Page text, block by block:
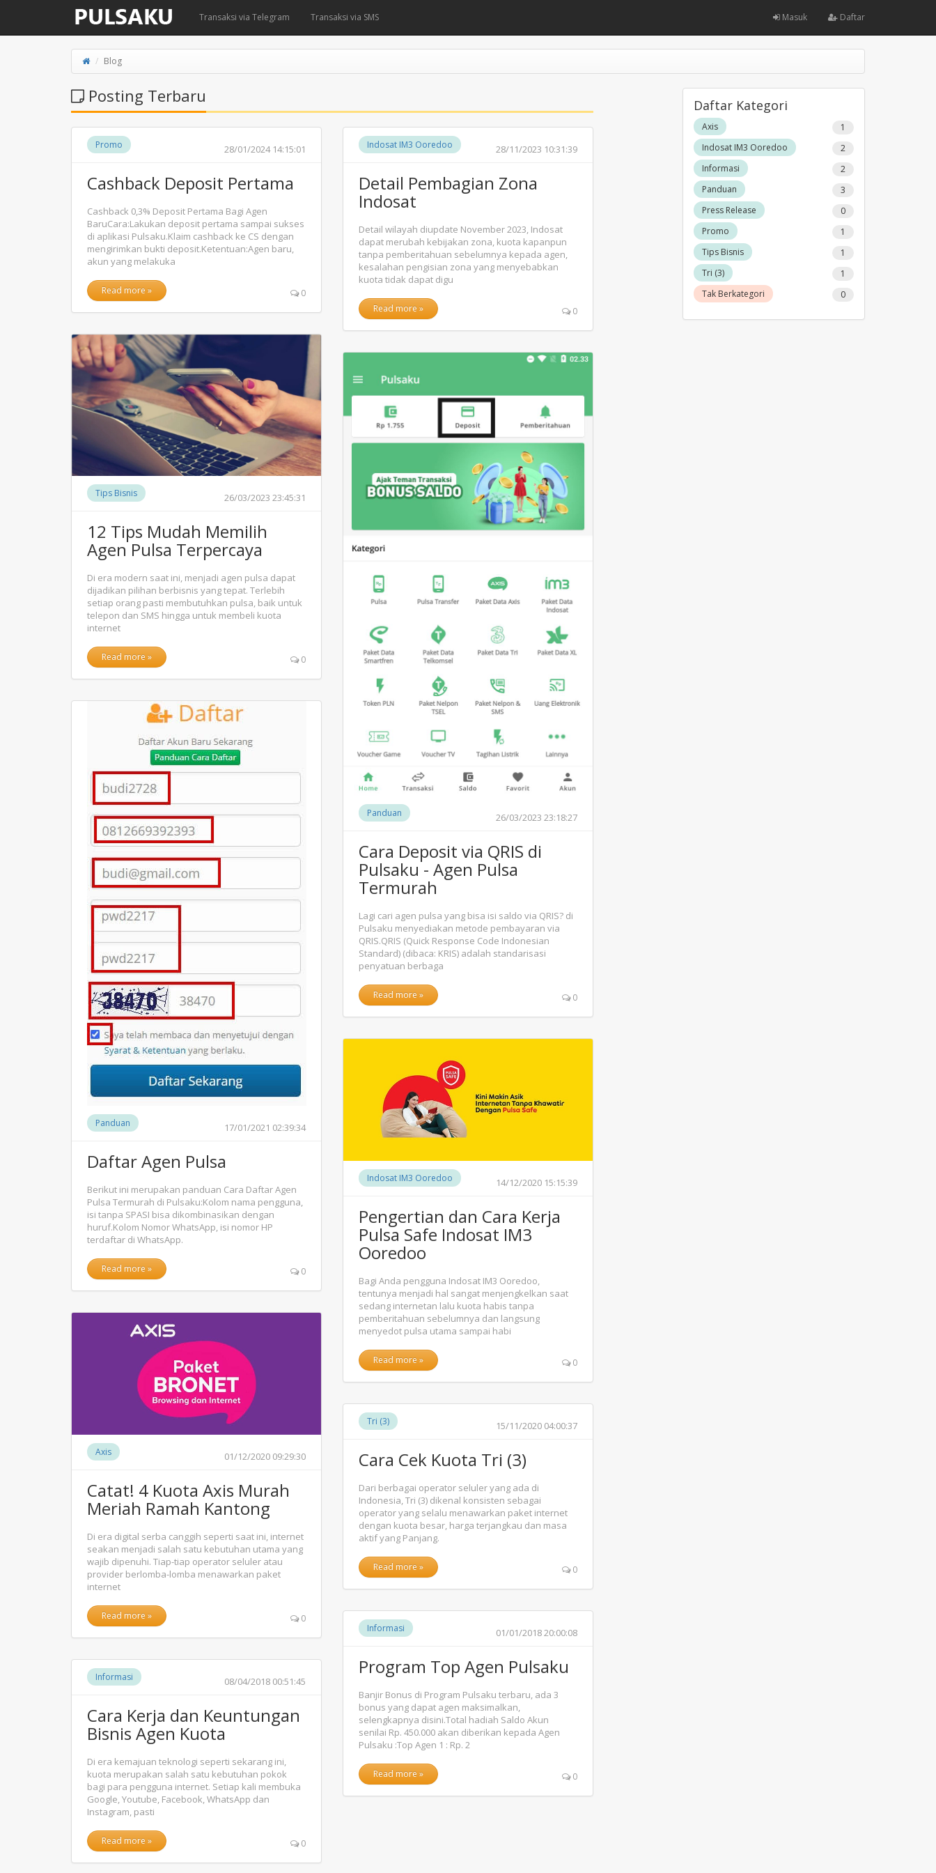
Transaksi via Telegram Transaksi via SMS Masuk Daftar
Blog
Posting Terbaru
Promo 28/01/2024 14:15:01
Cashback Deposit Pertama
Cashback 0,3% Deposit Pertama Bagi Agen
BaruCara:Lakukan deposit pertama sampai sukses
di aplikasi Pulsaku.Klaim cashback ke CS dengan
mengirimkan bukti deposit.Ketentuan:Agen baru,
akun yang melakuka
Read more » 0
Tips Bisnis 26/03/2023 23:45:31
12 Tips Mudah Memilih
Agen Pulsa Terpercaya
Di era modern saat ini, menjadi agen pulsa dapat
dijadikan pilihan berbisnis yang tepat. Terlebih
setiap orang pasti membutuhkan pulsa, baik untuk
telepon dan SMS hingga untuk membeli kuota
internet
Read more » 0
Panduan 17/01/2021 02:39:34
Daftar Agen Pulsa
Berikut ini merupakan panduan Cara Daftar Agen
Pulsa Termurah di Pulsaku:Kolom nama pengguna,
isi tanpa SPASI bisa dikombinasikan dengan
huruf.Kolom Nomor WhatsApp, isi nomor HP
terdaftar di WhatsApp.
Read more » 0
Axis 01/12/2020 09:29:30
Catat! 4 Kuota Axis Murah
Meriah Ramah Kantong
Di era digital serba canggih seperti saat ini, internet
seakan menjadi salah satu kebutuhan utama yang
wajib dipenuhi. Tiap-tiap operator seluler atau
provider berlomba-lomba menawarkan paket
internet
Read more » 0
Informasi 08/04/2018 00:51:45
Cara Kerja dan Keuntungan
Bisnis Agen Kuota
Di era kemajuan teknologi seperti sekarang ini,
kuota merupakan salah satu kebutuhan pokok
bagi para pengguna internet. Setiap kali membuka
Google, Youtube, Facebook, WhatsApp dan
Instagram, pasti
Read more » 0
Indosat IM3 Ooredoo 28/11/2023 10:31:39
Detail Pembagian Zona
Indosat
Detail wilayah diupdate November 2023, Indosat
dapat merubah kebijakan zona, kuota kapanpun
tanpa pemberitahuan sebelumnya kepada agen,
kesalahan pengisian zona yang menyebabkan
kuota tidak dapat digu
Read more » 0
Panduan 26/03/2023 23:18:27
Cara Deposit via QRIS di
Pulsaku - Agen Pulsa
Termurah
Lagi cari agen pulsa yang bisa isi saldo via QRIS? di
Pulsaku menyediakan metode pembayaran via
QRIS.QRIS (Quick Response Code Indonesian
Standard) (dibaca: KRIS) adalah standarisasi
penyatuan berbaga
Read more » 0
Indosat IM3 Ooredoo 14/12/2020 15:15:39
Pengertian dan Cara Kerja
Pulsa Safe Indosat IM3
Ooredoo
Bagi Anda pengguna Indosat IM3 Ooredoo,
tentunya menjadi hal sangat menjengkelkan saat
sedang internetan lalu kuota habis tanpa
pemberitahuan sebelumnya dan langsung
menyedot pulsa utama sampai habi
Read more » 0
Tri (3) 15/11/2020 04:00:37
Cara Cek Kuota Tri (3)
Dari berbagai operator seluler yang ada di
Indonesia, Tri (3) dikenal konsisten sebagai
operator yang selalu menawarkan paket internet
dengan kuota besar, harga terjangkau dan masa
aktif yang Panjang.
Read more » 0
Informasi 01/01/2018 20:00:08
Program Top Agen Pulsaku
Banjir Bonus di Program Pulsaku terbaru, ada 3
bonus yang dapat agen maksimalkan,
selengkapnya disini.Total hadiah Saldo Akun
senilai Rp. 450.000 akan diberikan kepada Agen
Pulsaku :Top Agen 1 : Rp. 2
Read more » 0
Daftar Kategori
Axis
1
Indosat IM3 Ooredoo
2
Informasi
2
Panduan
3
Press Release
0
Promo
1
Tips Bisnis
1
Tri (3)
1
Tak Berkategori
0